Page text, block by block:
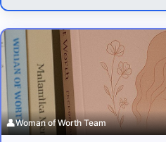
👤Woman of Worth Team